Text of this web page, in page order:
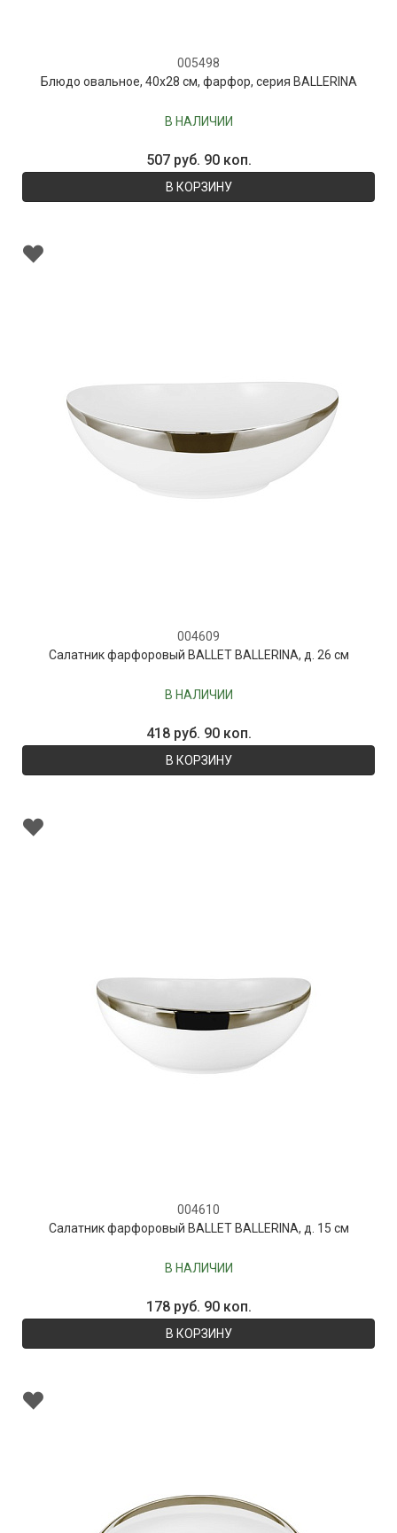
005498
Блюдо овальное, 40х28 см, фарфор, серия BALLERINA
В НАЛИЧИИ
507 руб. 90 коп.
В КОРЗИНУ
004609
Салатник фарфоровый BALLET BALLERINA, д. 26 см
В НАЛИЧИИ
418 руб. 90 коп.
В КОРЗИНУ
004610
Салатник фарфоровый BALLET BALLERINA, д. 15 см
В НАЛИЧИИ
178 руб. 90 коп.
В КОРЗИНУ